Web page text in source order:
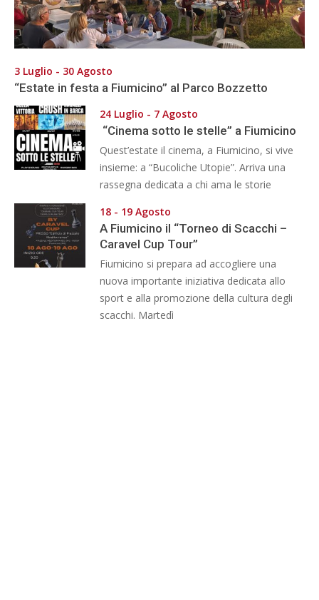
3 Luglio - 30 Agosto
“Estate in festa a Fiumicino” al Parco Bozzetto
24 Luglio - 7 Agosto
“Cinema sotto le stelle” a Fiumicino
Quest’estate il cinema, a Fiumicino, si vive
insieme: a “Bucoliche Utopie”. Arriva una
rassegna dedicata a chi ama le storie
18 - 19 Agosto
A Fiumicino il “Torneo di Scacchi –
Caravel Cup Tour”
Fiumicino si prepara ad accogliere una
nuova importante iniziativa dedicata allo
sport e alla promozione della cultura degli
scacchi. Martedì